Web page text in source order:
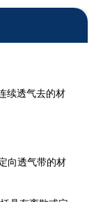
续透气去的材
向透气带的材